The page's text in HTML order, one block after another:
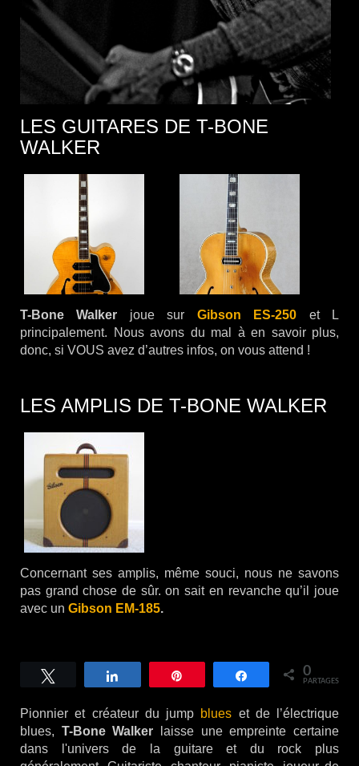
LES GUITARES DE T-BONE
WALKER
T-Bone Walker joue sur Gibson ES-250 et L
principalement. Nous avons du mal à en savoir plus,
donc, si VOUS avez d’autres infos, on vous attend !
LES AMPLIS DE T-BONE WALKER
Concernant ses amplis, même souci, nous ne savons
pas grand chose de sûr. on sait en revanche qu’il joue
avec un Gibson EM-185.
Partagez 0
PARTAGES
Pionnier et créateur du jump blues et de l’électrique
blues, T-Bone Walker laisse une empreinte certaine
dans l'univers de la guitare et du rock plus